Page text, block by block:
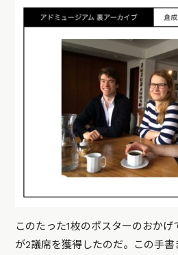
このたった1枚のポスターのおか
が2議席を獲得したのだ。この手